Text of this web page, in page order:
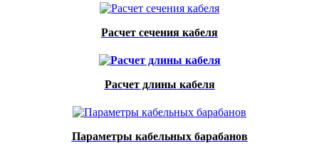
Расчет сечения кабеля
Расчет длины кабеля
Параметры кабельных барабанов